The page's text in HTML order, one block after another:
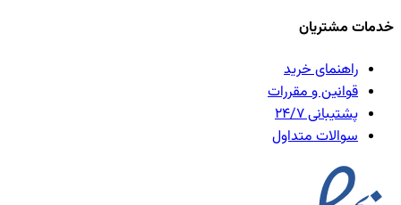
خدمات مشتریان
راهنمای خرید
قوانین و مقررات
پشتیبانی ۲۴/۷
سوالات متداول